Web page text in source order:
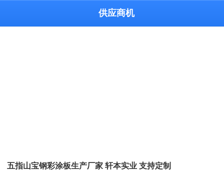
供应商机
五指山宝钢彩涂板生产厂家 轩本实业 支持定制